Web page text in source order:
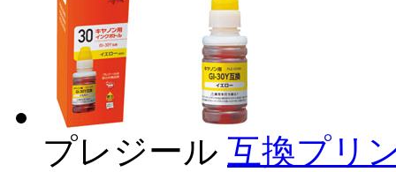
プレジール 互換プリ